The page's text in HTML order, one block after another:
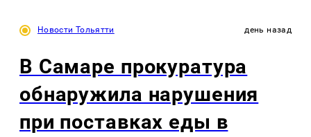
Новости Тольятти день назад
В Самаре прокуратура
обнаружила нарушения
при поставках еды в